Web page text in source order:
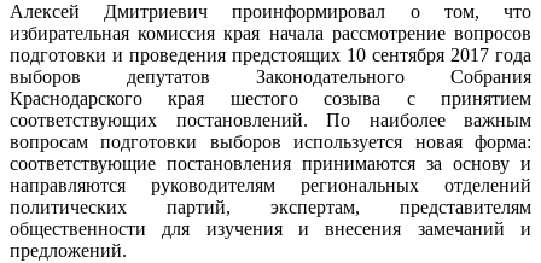
Алексей Дмитриевич проинформировал о том, что
избирательная комиссия края начала рассмотрение вопросов
подготовки и проведения предстоящих 10 сентября 2017 года
выборов депутатов Законодательного Собрания
Краснодарского края шестого созыва с принятием
соответствующих постановлений. По наиболее важным
вопросам подготовки выборов используется новая форма:
соответствующие постановления принимаются за основу и
направляются руководителям региональных отделений
политических партий, экспертам, представителям
общественности для изучения и внесения замечаний и
предложений.